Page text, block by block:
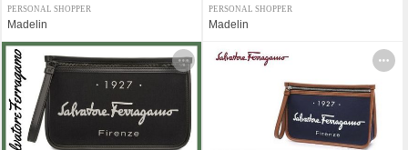
PERSONAL SHOPPER
Madelin
PERSONAL SHOPPER
Madelin